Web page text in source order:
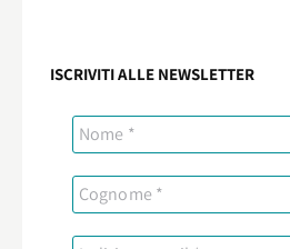
ISCRIVITI ALLE NEWSLETTER